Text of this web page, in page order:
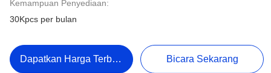
Kemampuan Penyediaan:
30Kpcs per bulan
Dapatkan Harga Terbaik Bicara Sekarang